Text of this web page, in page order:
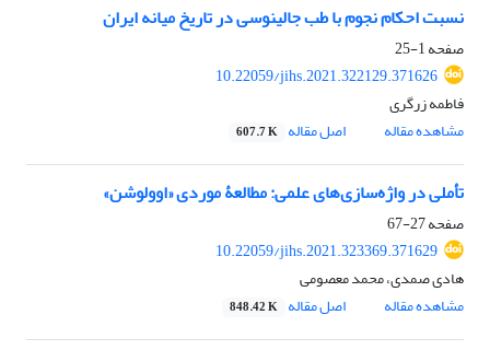
نسبت احکام نجوم با طب جالینوسی در تاریخ میانه ایران
صفحه1-25
10.22059/jihs.2021.322129.371626
فاطمه زرگری
مشاهده مقاله
اصل مقاله 607.7 K
تأملی در واژه‌سازی‌های علمی: مطالعۀ موردی «اوولوشن»
صفحه27-67
10.22059/jihs.2021.323369.371629
هادی صمدی، محمد معصومی
مشاهده مقاله
اصل مقاله 848.42 K